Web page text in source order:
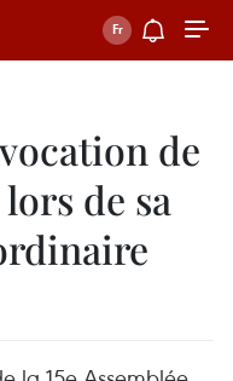
de
de sa